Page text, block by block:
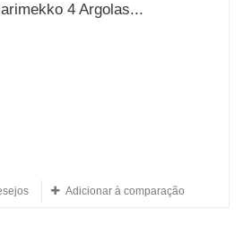
4 Argolas...
Adicionar à comparação